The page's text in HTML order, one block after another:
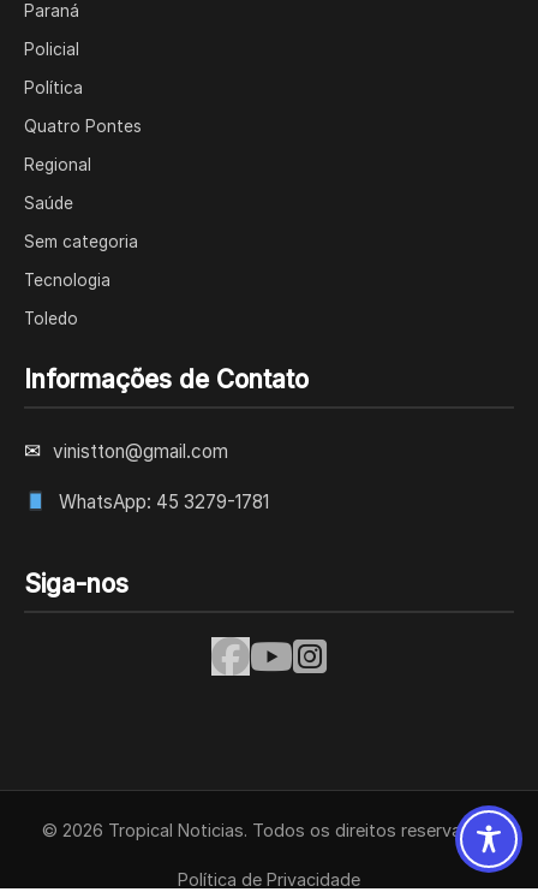
Paraná
Policial
Política
Quatro Pontes
Regional
Saúde
Sem categoria
Tecnologia
Toledo
Informações de Contato
✉ vinistton@gmail.com
WhatsApp: 45 3279-1781
Siga-nos
© 2026 Tropical Noticias. Todos os direitos reservados.
Política de Privacidade